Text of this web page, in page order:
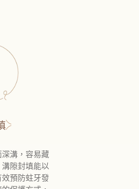
溝，容易藏
隙封填能以
預防蛀牙發